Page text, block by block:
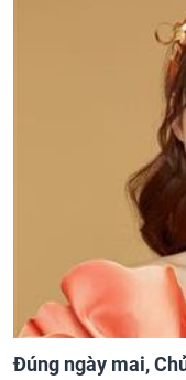
Đúng ngày mai,